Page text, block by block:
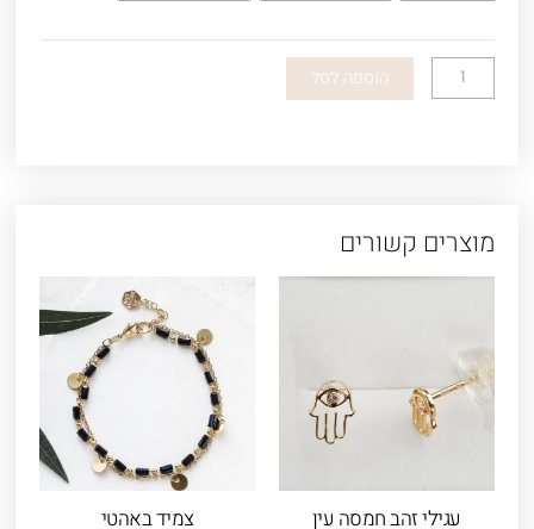
ארץ
ישראל
-
הוספה לסל
מוצרים קשורים
עגילי זהב חמסה עין צמיד באהטי